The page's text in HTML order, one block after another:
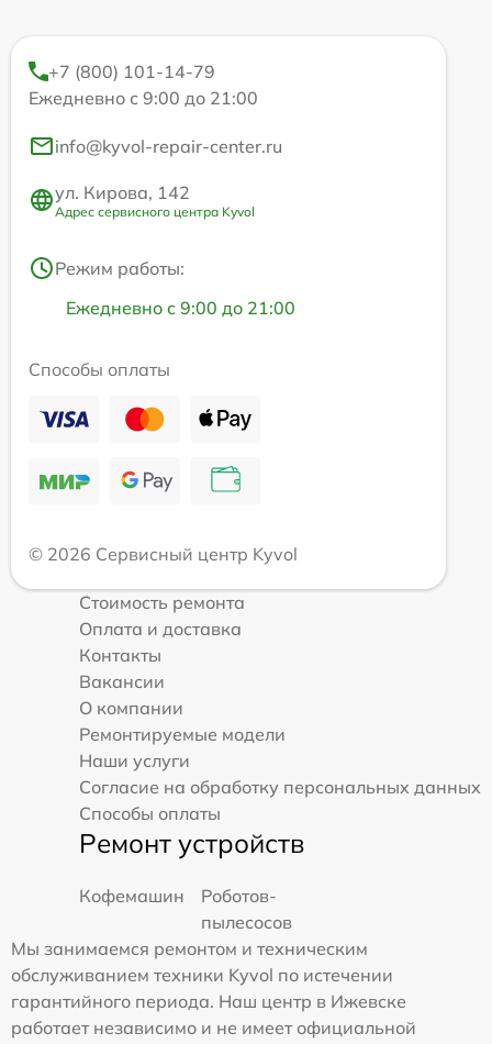
+7 (800) 101-14-79
Ежедневно с 9:00 до 21:00
info@kyvol-repair-center.ru
ул. Кирова, 142
Адрес сервисного центра Kyvol
Режим работы:
Ежедневно с 9:00 до 21:00
Способы оплаты
© 2026 Сервисный центр Kyvol
Стоимость ремонта
Оплата и доставка
Контакты
Вакансии
О компании
Ремонтируемые модели
Наши услуги
Согласие на обработку персональных данных
Способы оплаты
Ремонт устройств
Кофемашин
Роботов-
пылесосов
Мы занимаемся ремонтом и техническим
обслуживанием техники Kyvol по истечении
гарантийного периода. Наш центр в Ижевске
работает независимо и не имеет официальной